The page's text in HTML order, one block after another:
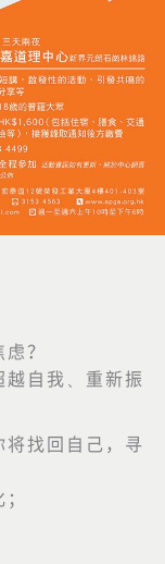
？
自我、重新振
将找回自己，寻